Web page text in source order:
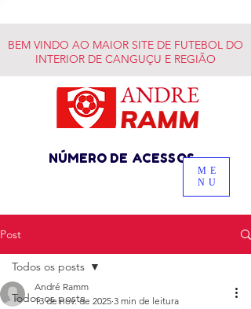
BEM VINDO AO MAIOR SITE DE FUTEBOL DO
INTERIOR DE CANGUÇU E REGIÃO
NÚMERO DE ACESSOS
ME
NU
Post
Todos os posts
Todos os posts
André Ramm
13 de nov. de 2025 3 min de leitura